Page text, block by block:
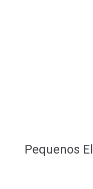
Pequenos